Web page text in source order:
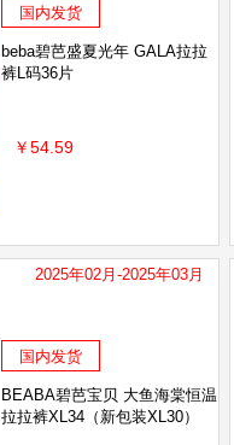
国内发货
beba碧芭盛夏光年 GALA拉拉
裤L码36片
￥54.59
2025年02月-2025年03月
国内发货
BEABA碧芭宝贝 大鱼海棠恒温
拉拉裤XL34（新包装XL30）